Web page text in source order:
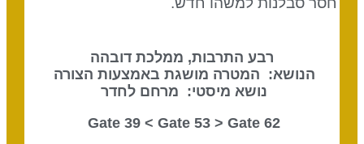
רבע התרבות, ממלכת דובהה
הנושא: המטרה מושגת באמצעות הצורה
נושא מיסטי: מרחם לחדר
62 Gate 39 <
Gate 53 > Gate